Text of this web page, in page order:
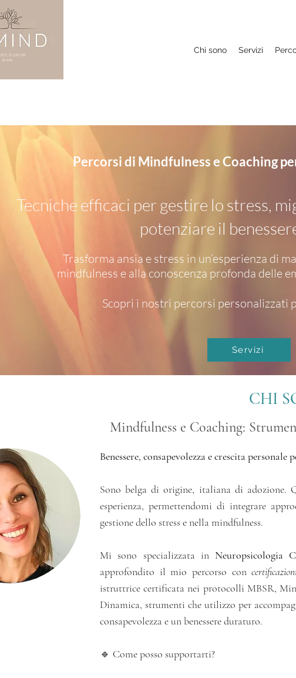
Chi sono Servizi
Percorsi di Mindfulness e Coaching
Tecniche efficaci per gestire lo stress,
potenziare il
Trasforma ansia e stress in un’esperienza di
mindfulness e alla conoscenza profonda delle
Scopri i nostri percorsi personalizzati
Servizi
CHI
Mindfulness e Coaching:
Benessere, consapevolezza e crescita
Sono belga di origine, italiana di adozione.
esperienza, permettendomi di integrare
gestione dello stress e nella mindfulness.
Mi sono specializzata in Neuropsicologia
approfondito il mio percorso con
istruttrice certificata nei protocolli MBSR,
Dinamica, strumenti che utilizzo per
consapevolezza e un benessere duraturo.
🔹 Come posso supportarti?